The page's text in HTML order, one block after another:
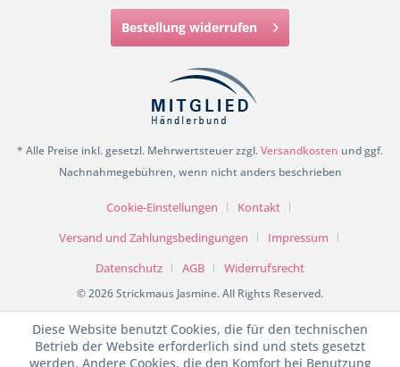
Bestellung widerrufen
* Alle Preise inkl. gesetzl. Mehrwertsteuer zzgl.Versandkosten und ggf.
Nachnahmegebühren, wenn nicht anders beschrieben
Cookie-Einstellungen
Kontakt
Versand und Zahlungsbedingungen
Impressum
Datenschutz
AGB Widerrufsrecht
© 2026 Strickmaus Jasmine. All Rights Reserved.
Diese Website benutzt Cookies, die für den technischen
Betrieb der Website erforderlich sind und stets gesetzt
werden. Andere Cookies, die den Komfort bei Benutzung